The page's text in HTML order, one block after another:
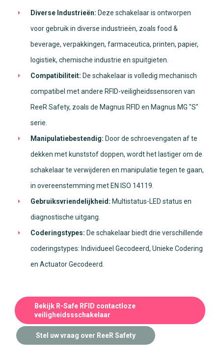
Diverse Industrieën: Deze schakelaar is ontworpen
voor gebruik in diverse industrieën, zoals food &
beverage, verpakkingen, farmaceutica, printen, papier,
logistiek, chemische industrie en spuitgieten.
Compatibiliteit: De schakelaar is volledig mechanisch
compatibel met andere RFID-veiligheidssensoren van
ReeR Safety, zoals de Magnus RFID en Magnus MG "S"
serie.
Manipulatiebestendig: Door de schroevengaten af te
dekken met kunststof doppen, wordt het lastiger om de
schakelaar te verwijderen en manipulatie tegen te gaan,
in overeenstemming met EN ISO 14119.
Gebruiksvriendelijkheid: Multistatus-LED status en
diagnostische uitgang.
Coderingstypes: De schakelaar biedt drie verschillende
coderingstypes: Individueel Gecodeerd, Unieke Codering
en Actuator Gecodeerd.
Bekijk R-Safe RFID contactloze
veiligheidssschakelaar
Stel uw vraag over ReeR Safety